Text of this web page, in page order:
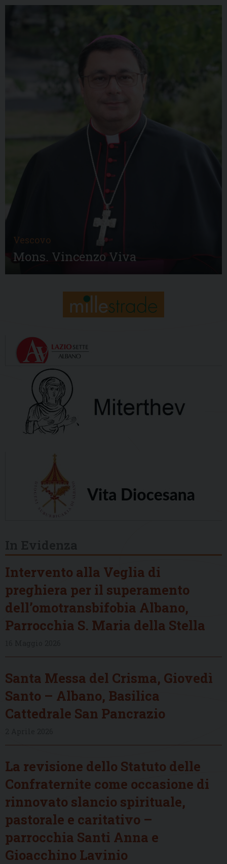
Vescovo
Mons. Vincenzo Viva
Intervento alla Veglia di
preghiera per il superamento
dell’omotransbifobia Albano,
Parrocchia S. Maria della Stella
Santa Messa del Crisma, Giovedì
Santo – Albano, Basilica
Cattedrale San Pancrazio
La revisione dello Statuto delle
Confraternite come occasione di
rinnovato slancio spirituale,
pastorale e caritativo –
parrocchia Santi Anna e
Gioacchino Lavinio